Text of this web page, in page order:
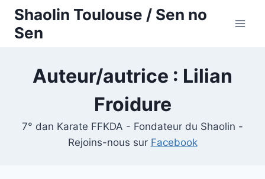
Aller
contenu
Shaolin Toulouse / Sen no
Sen
Auteur/autrice : Lilian
Froidure
7° dan Karate FFKDA - Fondateur du Shaolin -
Rejoins-nous sur Facebook